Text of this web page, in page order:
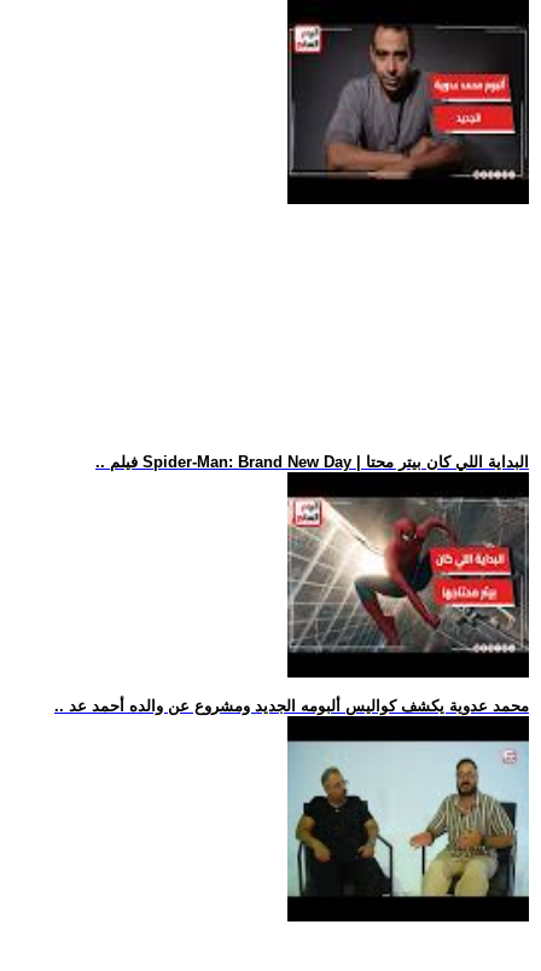
.. فيلم Spider-Man: Brand New Day | البداية اللي كان بيتر محتا
.. محمد عدوية يكشف كواليس ألبومه الجديد ومشروع عن والده أحمد عد